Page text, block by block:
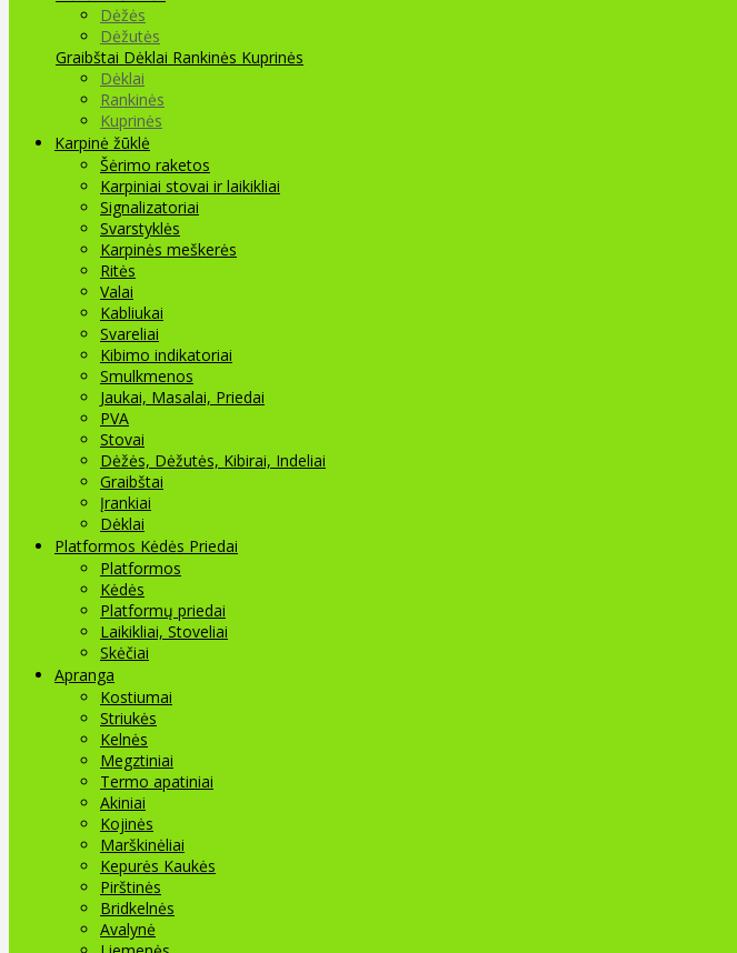
Dėžės
Dėžutės
Graibštai Dėklai Rankinės Kuprinės
Dėklai
Rankinės
Kuprinės
Karpinė žūklė
Šėrimo raketos
Karpiniai stovai ir laikikliai
Signalizatoriai
Svarstyklės
Karpinės meškerės
Ritės
Valai
Kabliukai
Svareliai
Kibimo indikatoriai
Smulkmenos
Jaukai, Masalai, Priedai
PVA
Stovai
Dėžės, Dėžutės, Kibirai, Indeliai
Graibštai
Įrankiai
Dėklai
Platformos Kėdės Priedai
Platformos
Kėdės
Platformų priedai
Laikikliai, Stoveliai
Skėčiai
Apranga
Kostiumai
Striukės
Kelnės
Megztiniai
Termo apatiniai
Akiniai
Kojinės
Marškinėliai
Kepurės Kaukės
Pirštinės
Bridkelnės
Avalynė